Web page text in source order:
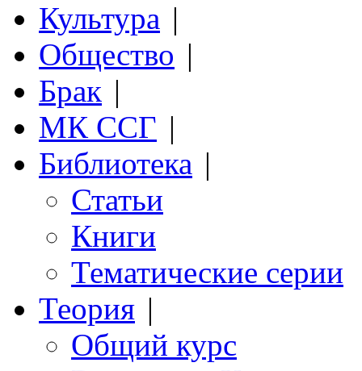
Культура |
Общество |
Брак |
МК ССГ |
Библиотека |
Статьи
Книги
Тематические серии
Теория |
Общий курс